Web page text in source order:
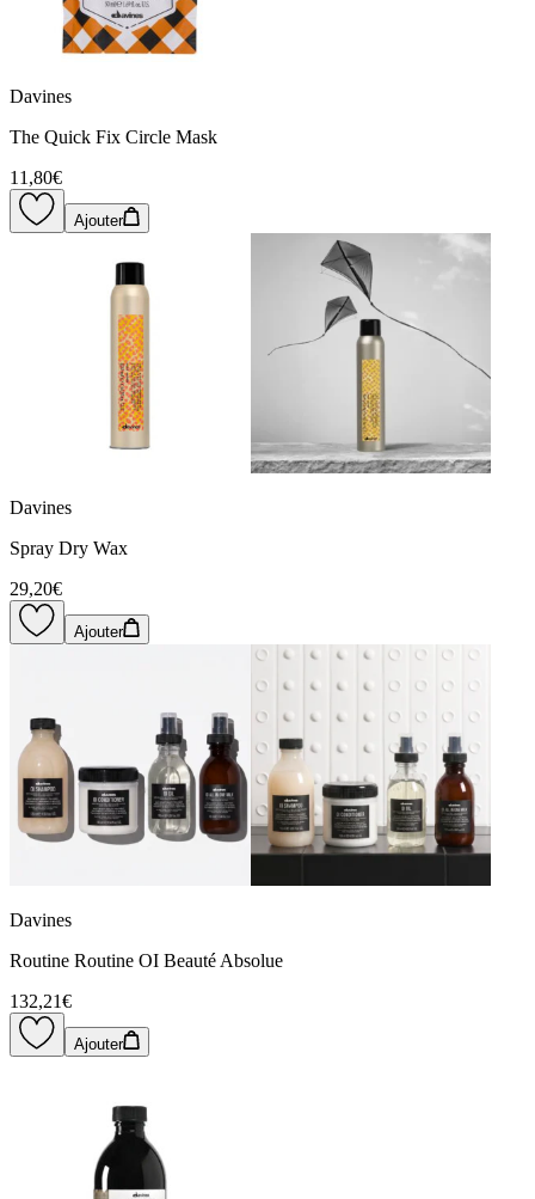
Davines
The Quick Fix Circle Mask
11,80€
Ajouter
Davines
Spray Dry Wax
29,20€
Ajouter
Davines
Routine Routine OI Beauté Absolue
132,21€
Ajouter